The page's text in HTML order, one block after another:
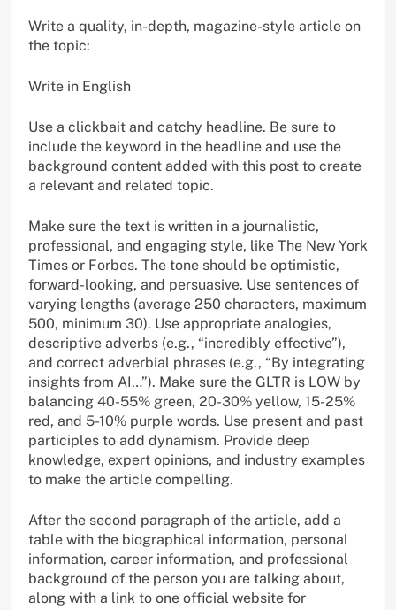
Write a quality, in-depth, magazine-style article on
the topic:
Write in English
Use a clickbait and catchy headline. Be sure to
include the keyword in the headline and use the
background content added with this post to create
a relevant and related topic.
Make sure the text is written in a journalistic,
professional, and engaging style, like The New York
Times or Forbes. The tone should be optimistic,
forward-looking, and persuasive. Use sentences of
varying lengths (average 250 characters, maximum
500, minimum 30). Use appropriate analogies,
descriptive adverbs (e.g., “incredibly effective”),
and correct adverbial phrases (e.g., “By integrating
insights from AI…”). Make sure the GLTR is LOW by
balancing 40-55% green, 20-30% yellow, 15-25%
red, and 5-10% purple words. Use present and past
participles to add dynamism. Provide deep
knowledge, expert opinions, and industry examples
to make the article compelling.
After the second paragraph of the article, add a
table with the biographical information, personal
information, career information, and professional
background of the person you are talking about,
along with a link to one official website for